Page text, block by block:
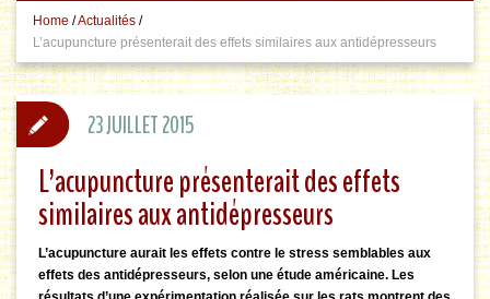
Home /Actualités /
L’acupuncture présenterait des effets similaires aux antidépresseurs
L’acupuncture présenterait des effets
similaires aux antidépresseurs
L’acupuncture aurait les effets contre le stress semblables aux
effets des antidépresseurs, selon une étude américaine. Les
23 JUILLET 2015